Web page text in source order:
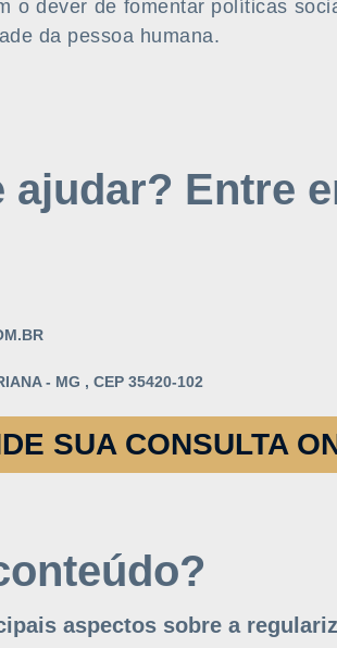
o dever de fomentar políticas
da pessoa humana.
ajudar? Entre
- MG , CEP 35420-102
SUA CONSULTA
aspectos sobre a